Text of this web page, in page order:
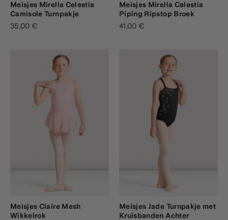
Meisjes Mirella Celestia
Camisole Turnpakje
35,00 €
Meisjes Mirella Celestia
Piping Ripstop Broek
41,00 €
Meisjes Claire Mesh
Wikkelrok
Meisjes Jade Turnpakje met
Kruisbanden Achter